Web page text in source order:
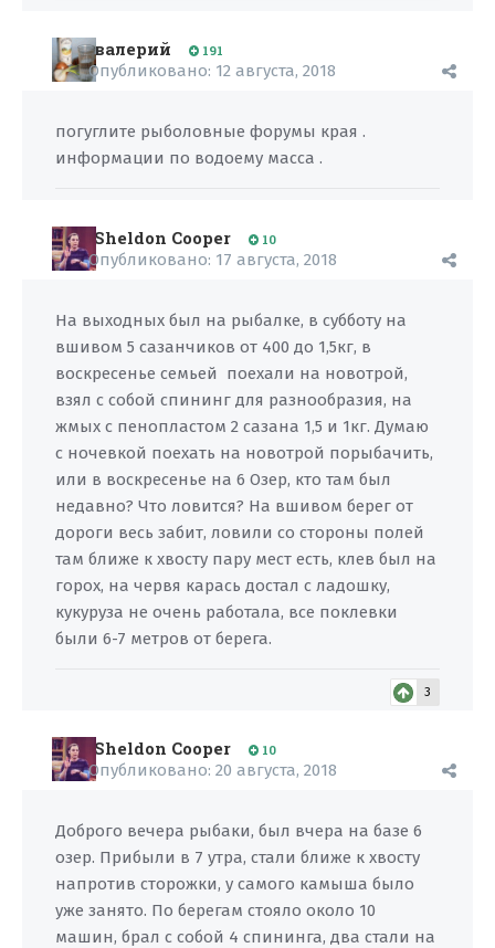
валерий 191
Опубликовано: 12 августа, 2018
погуглите рыболовные форумы края .
информации по водоему масса .
Sheldon Cooper 10
Опубликовано: 17 августа, 2018
На выходных был на рыбалке, в субботу на
вшивом 5 сазанчиков от 400 до 1,5кг, в
воскресенье семьей поехали на новотрой,
взял с собой спининг для разнообразия, на
жмых с пенопластом 2 сазана 1,5 и 1кг. Думаю
с ночевкой поехать на новотрой порыбачить,
или в воскресенье на 6 Озер, кто там был
недавно? Что ловится? На вшивом берег от
дороги весь забит, ловили со стороны полей
там ближе к хвосту пару мест есть, клев был на
горох, на червя карась достал с ладошку,
кукуруза не очень работала, все поклевки
были 6-7 метров от берега.
3
Sheldon Cooper 10
Опубликовано: 20 августа, 2018
Доброго вечера рыбаки, был вчера на базе 6
озер. Прибыли в 7 утра, стали ближе к хвосту
напротив сторожки, у самого камыша было
уже занято. По берегам стояло около 10
машин, брал с собой 4 спининга, два стали на